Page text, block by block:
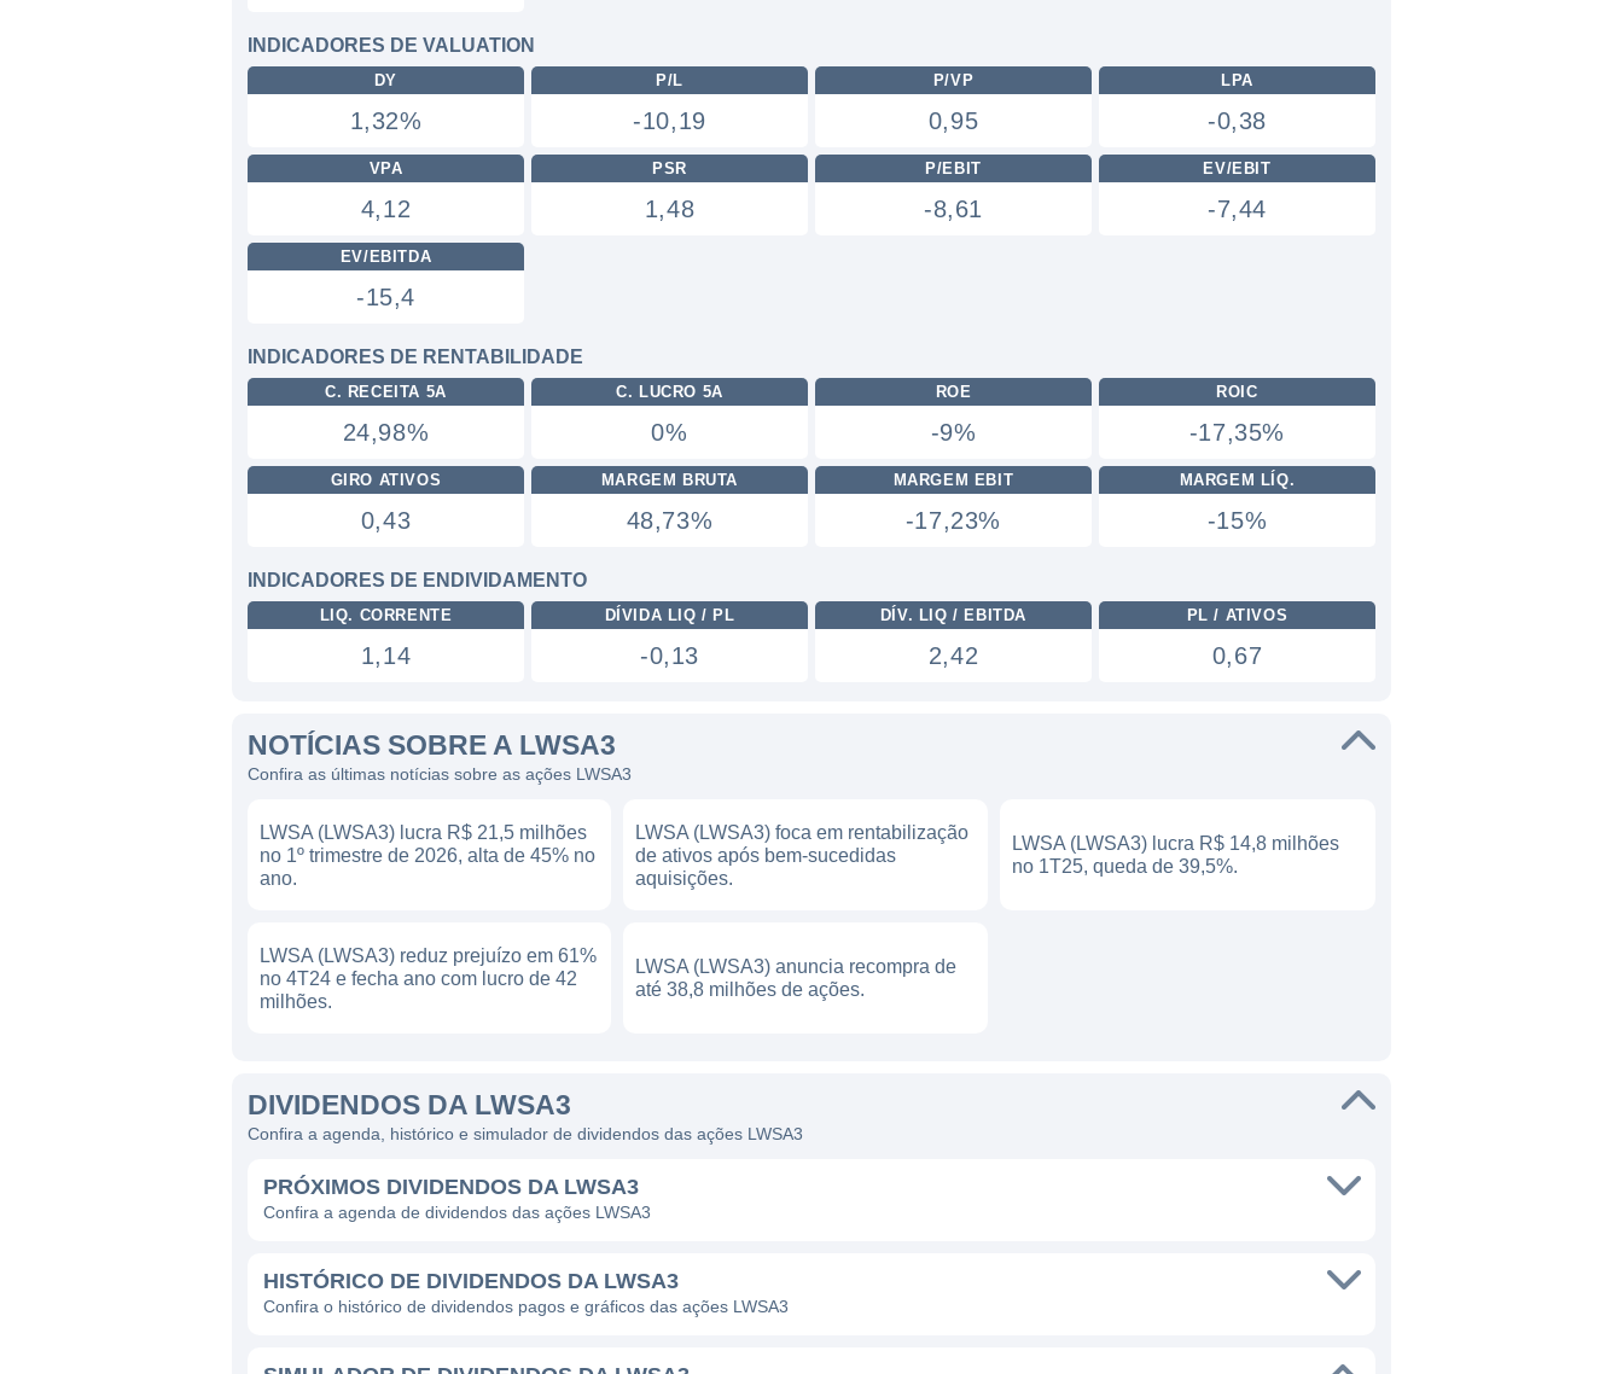
INDICADORES DE VALUATION
DY
1,32%
P/L
-10,19
P/VP
0,95
LPA
-0,38
VPA
4,12
PSR
1,48
P/EBIT
-8,61
EV/EBIT
-7,44
EV/EBITDA
-15,4
INDICADORES DE RENTABILIDADE
C. RECEITA 5A
24,98%
C. LUCRO 5A
0%
ROE
-9%
ROIC
-17,35%
GIRO ATIVOS
0,43
MARGEM BRUTA
48,73%
MARGEM EBIT
-17,23%
MARGEM LÍQ.
-15%
INDICADORES DE ENDIVIDAMENTO
LIQ. CORRENTE
1,14
DÍVIDA LIQ / PL
-0,13
DÍV. LIQ / EBITDA
2,42
PL / ATIVOS
0,67
NOTÍCIAS SOBRE A LWSA3
Confira as últimas notícias sobre as ações LWSA3
LWSA (LWSA3) lucra R$ 21,5 milhões
no 1º trimestre de 2026, alta de 45% no
ano.
LWSA (LWSA3) foca em rentabilização
de ativos após bem-sucedidas
aquisições.
LWSA (LWSA3) lucra R$ 14,8 milhões
no 1T25, queda de 39,5%.
LWSA (LWSA3) reduz prejuízo em 61%
no 4T24 e fecha ano com lucro de 42
milhões.
LWSA (LWSA3) anuncia recompra de
até 38,8 milhões de ações.
DIVIDENDOS DA LWSA3
Confira a agenda, histórico e simulador de dividendos das ações LWSA3
PRÓXIMOS DIVIDENDOS DA LWSA3
Confira a agenda de dividendos das ações LWSA3
HISTÓRICO DE DIVIDENDOS DA LWSA3
Confira o histórico de dividendos pagos e gráficos das ações LWSA3